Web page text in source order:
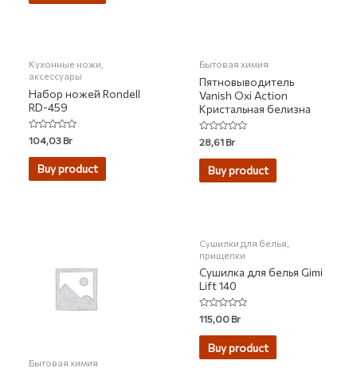
Кухонные ножи,
аксессуары
Набор ножей Rondell
RD-459
Rated
0
out
104,03Br
Buy product
Бытовая химия
Пятновыводитель
Vanish Oxi Action
Кристальная белизна
Rated
0
out
28,61Br
Buy product
Бытовая химия
Сушилки для белья,
прищепки
Сушилка для белья Gimi
Lift 140
Rated
0
out
115,00Br
Buy product